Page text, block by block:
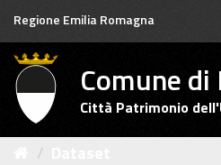
Salta
contenuto
Regione Emilia Romagna
Comune di
Città Patrimonio